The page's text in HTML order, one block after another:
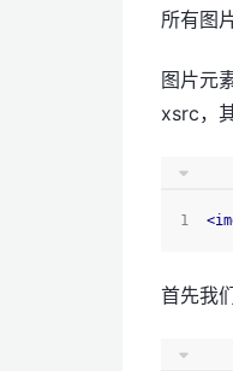
所有图
图片元
xsrc，
<
首先我